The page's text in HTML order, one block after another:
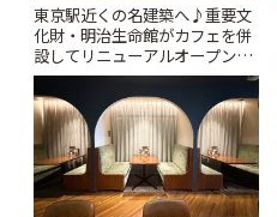
東京駅近くの名建築へ♪重要文
化財・明治生命館がカフェを併
設してリニューアルオープン
「明治安田CAFE 丸の内」 | こ
とりっぷ